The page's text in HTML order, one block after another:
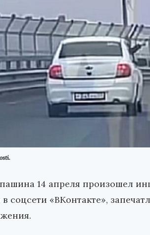
14 апреля произошел
«ВКонтакте»,